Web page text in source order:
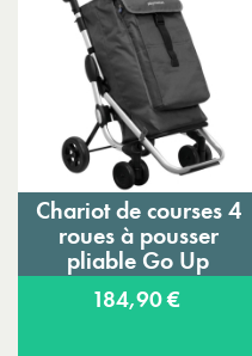
Chariot de courses 4
roues à pousser
pliable Go Up
Playmarket
184,90 €